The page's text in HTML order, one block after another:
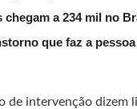
chegam a 234 mil no
que faz a
de intervenção dizem